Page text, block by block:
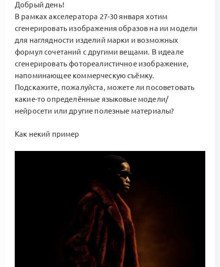
Добрый день!
В рамках акселератора 27-30 января хотим
сгенерировать изображения образов на ии модели
для наглядности изделий марки и возможных
формул сочетаний с другими вещами. В идеале
сгенерировать фотореалистичное изображение,
напоминающее коммерческую съёмку.
Подскажите, пожалуйста, можете ли посоветовать
какие-то определённые языковые модели/
нейросети или другие полезные материалы?
Как некий пример